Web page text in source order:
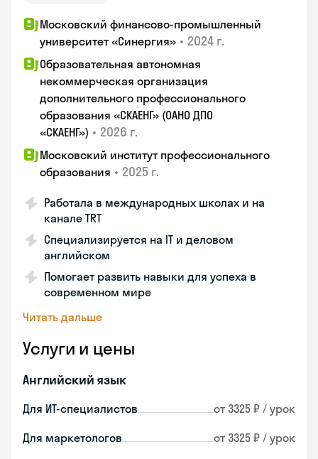
Московский финансово-промышленный
университет «Синергия» • 2024 г.
Образовательная автономная
некоммерческая организация
дополнительного профессионального
образования «СКАЕНГ» (ОАНО ДПО
«СКАЕНГ») • 2026 г.
Московский институт профессионального
образования • 2025 г.
Работала в международных школах и на
канале TRT
Специализируется на IT и деловом
английском
Помогает развить навыки для успеха в
современном мире
Читать дальше
Услуги и цены
Английский язык
Для ИТ-специалистов от 3325 ₽ / урок
Для маркетологов от 3325 ₽ / урок